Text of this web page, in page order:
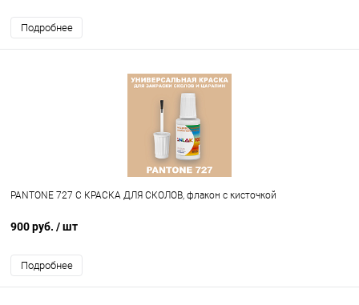
Подробнее
PANTONE 727 C КРАСКА ДЛЯ СКОЛОВ, флакон с кисточкой
900 руб. / шт
Подробнее